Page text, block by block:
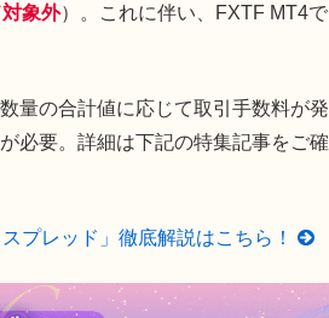
象外）。これに伴い、FXTF MT4で
量の合計値に応じて取引手数料が発
必要。詳細は下記の特集記事をご確
プレッド」徹底解説はこちら！